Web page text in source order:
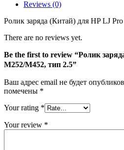
LJ
Pro
M252/M452,
2.5
Reviews (0)
Ролик заряда (Китай) для HP LJ
There are no reviews yet.
Be the first to review “Ролик
M252/M452, тип 2.5”
Ваш адрес email не будет
помечены *
Your rating *
Your review *